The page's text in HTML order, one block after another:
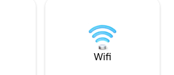
este
pasos de las
y Halsted Avenue.
largas, wifi y
Wifi